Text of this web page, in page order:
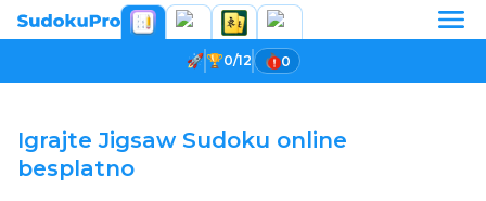
0/12 0
Igrajte Jigsaw Sudoku online
besplatno